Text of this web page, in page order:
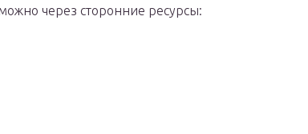
через сторонние ресурсы: